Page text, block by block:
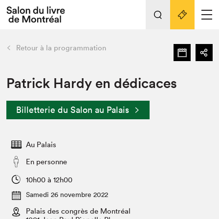
Espace médias
Espace exposant⋅e⋅s
Tout sur l'édition 2022
Actualités
Vidéos et Balados
Club de lecture Braindate
retour Nos activités
Édition 2022
Nous connaître
Projets partenaires 2022
Archives
Liens pratiques
Retour à la programmation
Patrick Hardy en dédicaces
Billetterie du Salon au Palais
Au Palais
En personne
10h00 à 12h00
Samedi 26 novembre 2022
Palais des congrès de Montréal